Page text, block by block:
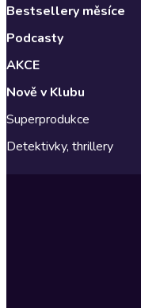
Bestsellery měsíce
Podcasty
AKCE
Nově v Klubu
Superprodukce
Detektivky, thrillery